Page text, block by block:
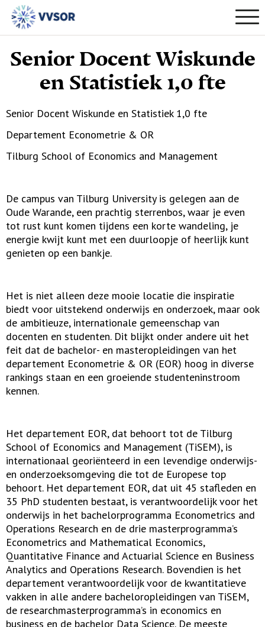
Senior Docent Wiskunde
en Statistiek 1,0 fte
Senior Docent Wiskunde en Statistiek 1,0 fte
Departement Econometrie & OR
Tilburg School of Economics and Management
De campus van Tilburg University is gelegen aan de
Oude Warande, een prachtig sterrenbos, waar je even
tot rust kunt komen tijdens een korte wandeling, je
energie kwijt kunt met een duurloopje of heerlijk kunt
genieten op een bankje.
Het is niet alleen deze mooie locatie die inspiratie
biedt voor uitstekend onderwijs en onderzoek, maar ook
de ambitieuze, internationale gemeenschap van
docenten en studenten. Dit blijkt onder andere uit het
feit dat de bachelor- en masteropleidingen van het
departement Econometrie & OR (EOR) hoog in diverse
rankings staan en een groeiende studenteninstroom
kennen.
Het departement EOR, dat behoort tot de Tilburg
School of Economics and Management (TiSEM), is
internationaal georiënteerd in een levendige onderwijs-
en onderzoeksomgeving die tot de Europese top
behoort. Het departement EOR, dat uit 45 stafleden en
35 PhD studenten bestaat, is verantwoordelijk voor het
onderwijs in het bachelorprogramma Econometrics and
Operations Research en de drie masterprogramma’s
Econometrics and Mathematical Economics,
Quantitative Finance and Actuarial Science en Business
Analytics and Operations Research. Bovendien is het
departement verantwoordelijk voor de kwantitatieve
vakken in alle andere bacheloropleidingen van TiSEM,
de researchmasterprogramma’s in economics en
business en de bachelor Data Science. De meeste